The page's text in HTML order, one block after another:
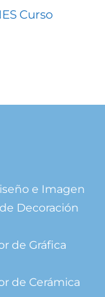
Curso
e Imagen
Decoración
de Gráfica
de Cerámica